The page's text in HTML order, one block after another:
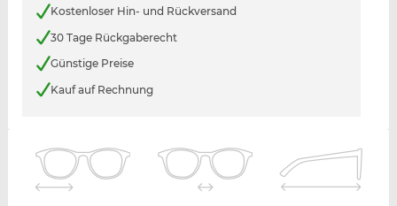
Kostenloser Hin- und Rückversand
30 Tage Rückgaberecht
Günstige Preise
Kauf auf Rechnung